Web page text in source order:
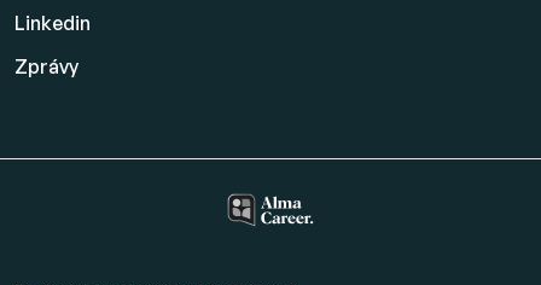
Linkedin
Zprávy